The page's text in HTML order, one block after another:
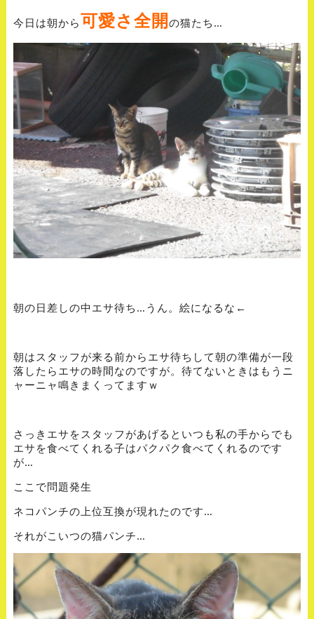
今日は朝から可愛さ全開 の猫たち…
朝の日差しの中エサ待ち…うん。絵になるな←
朝はスタッフが来る前からエサ待ちして朝の準備が一段
落したらエサの時間なのですが。待てないときはもうニ
ャーニャ鳴きまくってますｗ
さっきエサをスタッフがあげるといつも私の手からでも
エサを食べてくれる子はパクパク食べてくれるのです
が…
ここで問題発生
ネコパンチの上位互換が現れたのです…
それがこいつの猫パンチ…